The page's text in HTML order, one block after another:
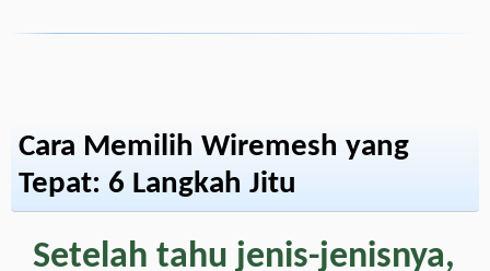
Cara Memilih Wiremesh yang
Tepat: 6 Langkah Jitu
Setelah tahu jenis-jenisnya,